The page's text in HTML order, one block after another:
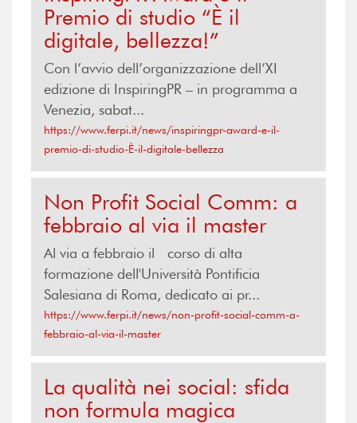
Premio di studio “È il
digitale, bellezza!”
Con l’avvio dell’organizzazione dell’XI
edizione di InspiringPR – in programma a
Venezia, sabat...
https://www.ferpi.it/news/inspiringpr-award-e-il-
premio-di-studio-È-il-digitale-bellezza
Non Profit Social Comm: a
febbraio al via il master
Al via a febbraio il corso di alta
formazione dell'Università Pontificia
Salesiana di Roma, dedicato ai pr...
https://www.ferpi.it/news/non-profit-social-comm-a-
febbraio-al-via-il-master
La qualità nei social: sfida
non formula magica